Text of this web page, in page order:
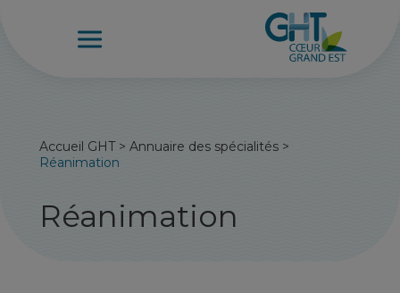
Accueil GHT>Annuaire des spécialités >
Réanimation
Réanimation